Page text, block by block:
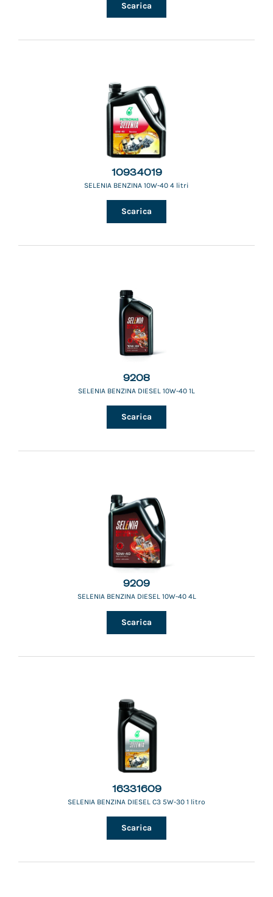
Scarica
10934019
SELENIA BENZINA 10W-40 4 litri
Scarica
9208
SELENIA BENZINA DIESEL 10W-40 1L
Scarica
9209
SELENIA BENZINA DIESEL 10W-40 4L
Scarica
16331609
SELENIA BENZINA DIESEL C3 5W-30 1 litro
Scarica